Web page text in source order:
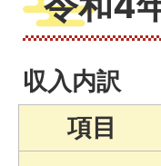
収入内訳
項目